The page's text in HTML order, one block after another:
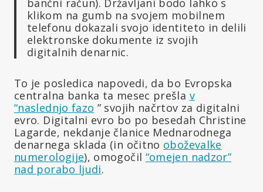
klikom na gumb na svojem mobilnem
telefonu dokazali svojo identiteto in delili
elektronske dokumente iz svojih
digitalnih denarnic.
To je posledica napovedi, da bo Evropska
centralna banka ta mesec prešla v
“naslednjo fazo ” svojih načrtov za digitalni
evro. Digitalni evro bo po besedah Christine
Lagarde, nekdanje članice Mednarodnega
denarnega sklada (in očitno oboževalke
numerologije), omogočil “omejen nadzor”
nad porabo ljudi.